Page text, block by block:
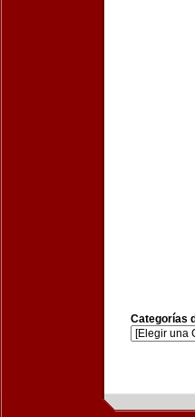
Categorías